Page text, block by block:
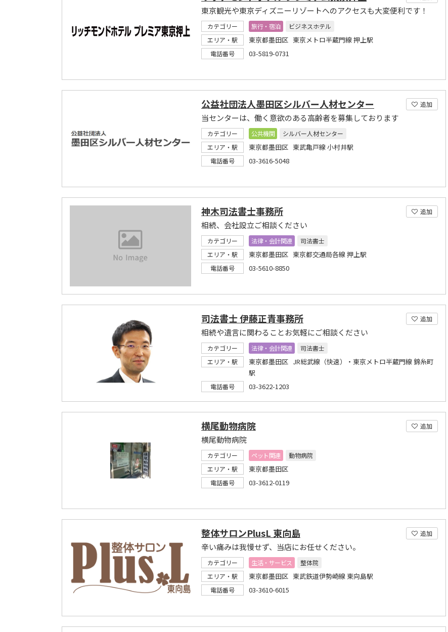
東京観光や東京ディズニーリゾートへのアクセスも大変便利です！
カテゴリー 旅行・宿泊
ビジネスホテル
エリア・駅
東京都墨田区 東京メトロ半蔵門線 押上駅
電話番号 03-5819-0731
追加
公益社団法人墨田区シルバー人材センター
当センターは、働く意欲のある高齢者を募集しております
カテゴリー 公共機関
シルバー人材センター
エリア・駅
東京都墨田区 東武亀戸線 小村井駅
電話番号 03-3616-5048
追加
神木司法書士事務所
相続、会社設立ご相談ください
カテゴリー 法律・会計関連
司法書士
エリア・駅
東京都墨田区 東京都交通局各線 押上駅
電話番号 03-5610-8850
追加
司法書士 伊藤正青事務所
相続や遺言に関わることお気軽にご相談ください
カテゴリー 法律・会計関連
司法書士
エリア・駅
東京都墨田区 JR総武線（快速）・東京メトロ半蔵門線 錦糸町
駅
電話番号 03-3622-1203
追加
横尾動物病院
横尾動物病院
カテゴリー ペット関連
動物病院
エリア・駅
東京都墨田区
電話番号 03-3612-0119
追加
整体サロンPlusL 東向島
辛い痛みは我慢せず、当店にお任せください。
カテゴリー 生活・サービス
整体院
エリア・駅
東京都墨田区 東武鉄道伊勢崎線 東向島駅
電話番号 03-3610-6015